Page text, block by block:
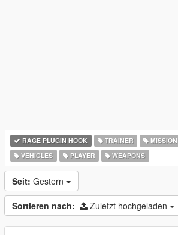
RAGE PLUGIN HOOK TRAINER MISSION
VEHICLES
PLAYER WEAPONS
Seit: Gestern
Sortieren nach: Zuletzt hochgeladen